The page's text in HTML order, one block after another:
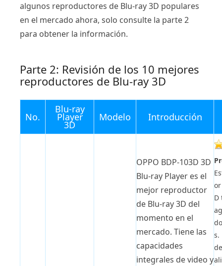
algunos reproductores de Blu-ray 3D populares
en el mercado ahora, solo consulte la parte 2
para obtener la información.
Parte 2: Revisión de los 10 mejores
reproductores de Blu-ray 3D
No.
Blu-ray
Player
3D
Modelo Introducción
OPPO BDP-103D 3D
Blu-ray Player es el
mejor reproductor
de Blu-ray 3D del
momento en el
mercado. Tiene las
capacidades
integrales de video y
D
s.